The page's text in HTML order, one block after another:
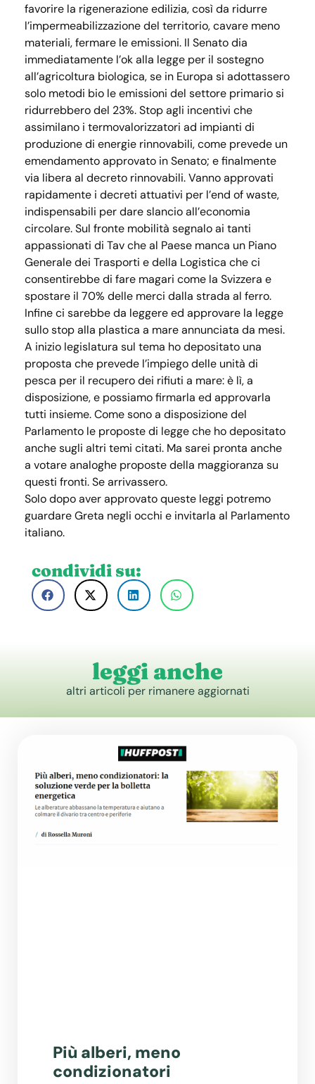
condividi su:
favorire la rigenerazione edilizia, così da ridurre
l’impermeabilizzazione del territorio, cavare meno
materiali, fermare le emissioni. Il Senato dia
immediatamente l’ok alla legge per il sostegno
all’agricoltura biologica, se in Europa si adottassero
solo metodi bio le emissioni del settore primario si
ridurrebbero del 23%. Stop agli incentivi che
assimilano i termovalorizzatori ad impianti di
produzione di energie rinnovabili, come prevede un
emendamento approvato in Senato; e finalmente
via libera al decreto rinnovabili. Vanno approvati
rapidamente i decreti attuativi per l’end of waste,
indispensabili per dare slancio all’economia
circolare. Sul fronte mobilità segnalo ai tanti
appassionati di Tav che al Paese manca un Piano
Generale dei Trasporti e della Logistica che ci
consentirebbe di fare magari come la Svizzera e
spostare il 70% delle merci dalla strada al ferro.
Infine ci sarebbe da leggere ed approvare la legge
sullo stop alla plastica a mare annunciata da mesi.
A inizio legislatura sul tema ho depositato una
proposta che prevede l’impiego delle unità di
pesca per il recupero dei rifiuti a mare: è lì, a
disposizione, e possiamo firmarla ed approvarla
tutti insieme. Come sono a disposizione del
Parlamento le proposte di legge che ho depositato
anche sugli altri temi citati. Ma sarei pronta anche
a votare analoghe proposte della maggioranza su
questi fronti. Se arrivassero.
Solo dopo aver approvato queste leggi potremo
guardare Greta negli occhi e invitarla al Parlamento
italiano.
leggi anche
altri articoli per rimanere aggiornati
Più alberi, meno
condizionatori